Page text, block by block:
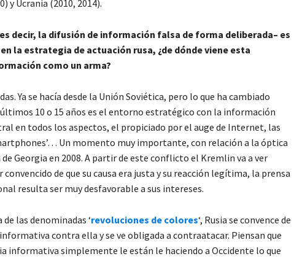
y Ucrania (2010, 2014).
decir, la difusión de información falsa de forma deliberada– es
la estrategia de actuación rusa, ¿de dónde viene esta
como un arma?
Ya se hacía desde la Unión Soviética, pero lo que ha cambiado
10 o 15 años es el entorno estratégico con la información
en todos los aspectos, el propiciado por el auge de Internet, las
Un momento muy importante, con relación a la óptica
de Georgia en 2008. A partir de este conflicto el Kremlin va a ver
convencido de que su causa era justa y su reacción legítima, la prensa
resulta ser muy desfavorable a sus intereses.
las denominadas ‘revoluciones de colores‘, Rusia se convence de
contra ella y se ve obligada a contraatacar. Piensan que
informativa simplemente le están le haciendo a Occidente lo que